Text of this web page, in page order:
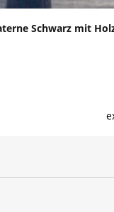
Schwarz mit